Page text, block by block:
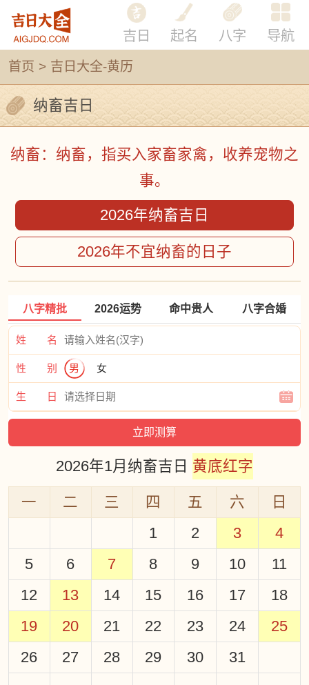
吉日 起名 八字 导航
首页 > 吉日大全-黄历
纳畜吉日
纳畜：纳畜，指买入家畜家禽，收养宠物之
事。
2026年纳畜吉日
2026年不宜纳畜的日子
八字精批 2026运势 命中贵人 八字合婚
姓 名
性 别 男 女
生 日
2026年1月纳畜吉日 黄底红字
一 二 三 四 五 六
日
1
2 3
4
5
6 7 8 9 10
11
12
13 14 15 16 17
18
19
20 21 22 23 24
25
26
27 28 29 30 31